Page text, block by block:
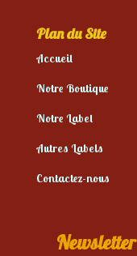
Plan du Site
Accueil
Notre Boutique
Notre Label
Autres Labels
Contactez-nous
Newsletter